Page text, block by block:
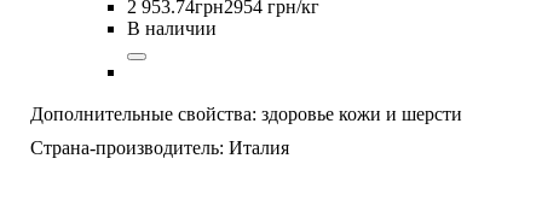
2 953.74грн2954 грн/кг
В наличии
Дополнительные свойства: здоровье кожи и шерсти
Страна-производитель: Италия